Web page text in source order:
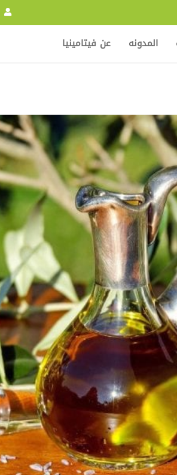
المدونه عن فيتامينيا